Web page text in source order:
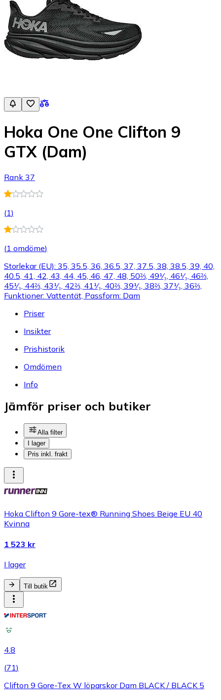
Hoka One One Clifton 9
GTX (Dam)
Rank 37
(1)
(1 omdöme)
Storlekar (EU): 35, 35.5, 36, 36.5, 37, 37.5, 38, 38.5, 39, 40,
40.5, 41, 42, 43, 44, 45, 46, 47, 48, 50⅔, 49¹⁄₃, 46¹⁄₃, 46⅔,
45¹⁄₃, 44⅔, 43¹⁄₃, 42⅔, 41¹⁄₃, 40⅔, 39¹⁄₃, 38⅔, 37¹⁄₃, 36⅔,
Funktioner: Vattentät, Passform: Dam
Priser
Insikter
Prishistorik
Omdömen
Info
Jämför priser och butiker
Alla filter
I lager
Pris inkl. frakt
Hoka Clifton 9 Gore-tex® Running Shoes Beige EU 40
Kvinna
1 523 kr
I lager
Till butik
4.8
(71)
Clifton 9 Gore-Tex W löparskor Dam BLACK / BLACK 5